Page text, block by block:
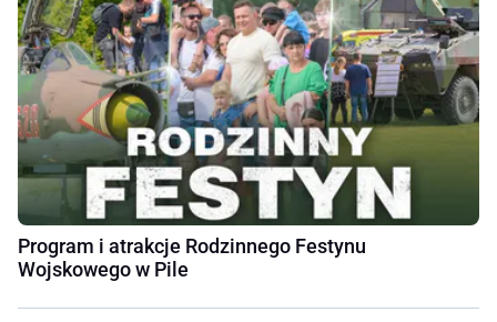
Program i atrakcje Rodzinnego Festynu
Wojskowego w Pile